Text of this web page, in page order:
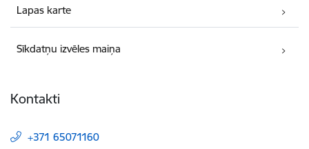
Lapas karte
Sīkdatņu izvēles maiņa
Kontakti
+371 65071160